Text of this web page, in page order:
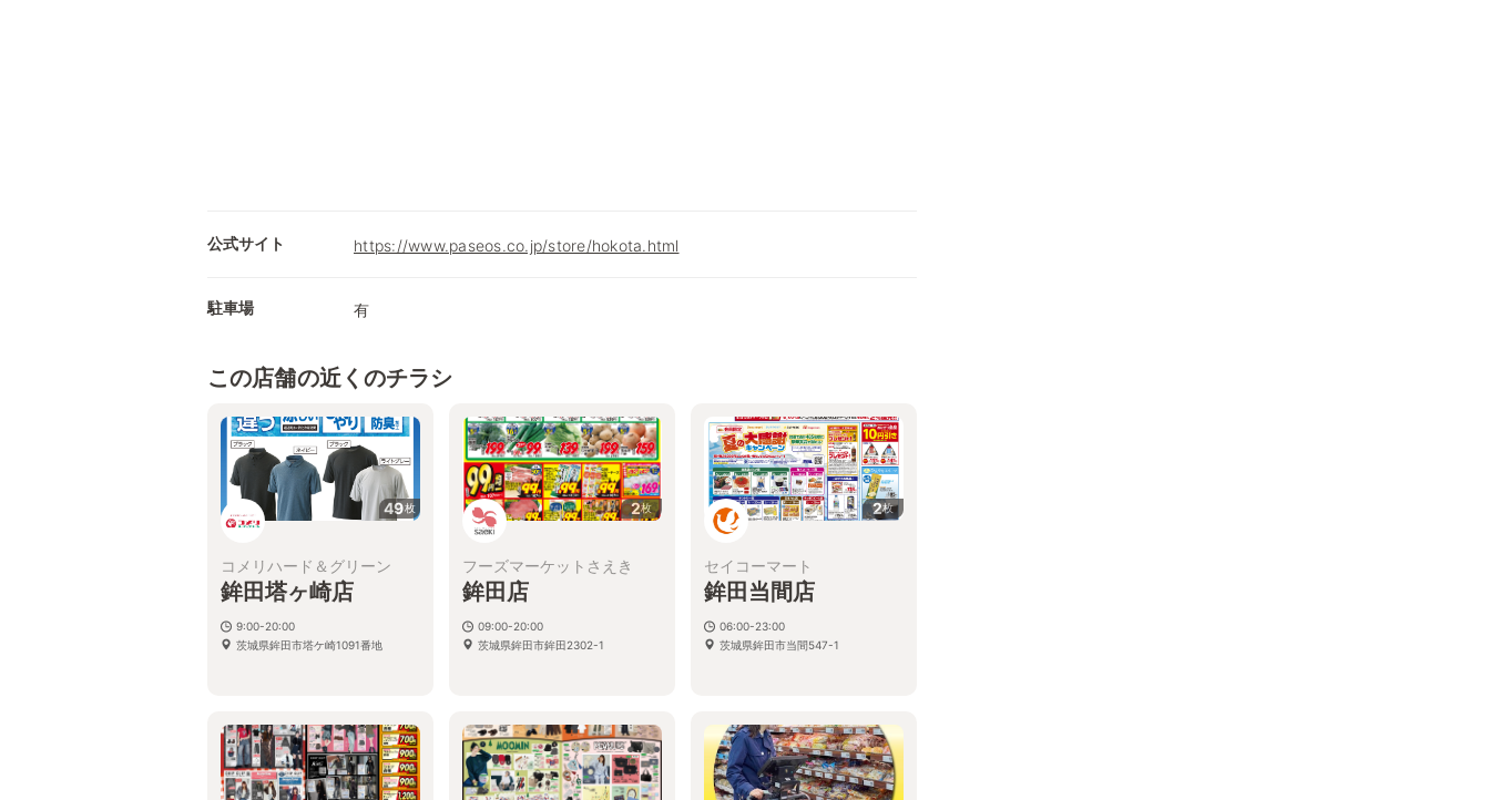
公式サイト https://www.paseos.co.jp/store/hokota.html
駐車場 有
この店舗の近くのチラシ
49枚
コメリハード＆グリーン
鉾田塔ヶ崎店
9:00-20:00
茨城県鉾田市塔ケ崎1091番地
2枚
フーズマーケットさえき
鉾田店
09:00-20:00
茨城県鉾田市鉾田2302-1
2枚
セイコーマート
鉾田当間店
06:00-23:00
茨城県鉾田市当間547-1